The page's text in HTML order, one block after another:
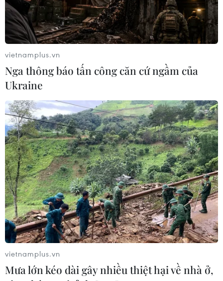
vietnamplus.vn
Nga thông báo tấn công căn cứ ngầm của
Ukraine
vietnamplus.vn
Mưa lớn kéo dài gây nhiều thiệt hại về nhà ở,